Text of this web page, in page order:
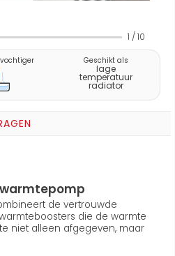
1 /10
Geschikt als
lage
temperatuur
radiator
de vertrouwde
die de warmte
niet alleen afgegeven, maar